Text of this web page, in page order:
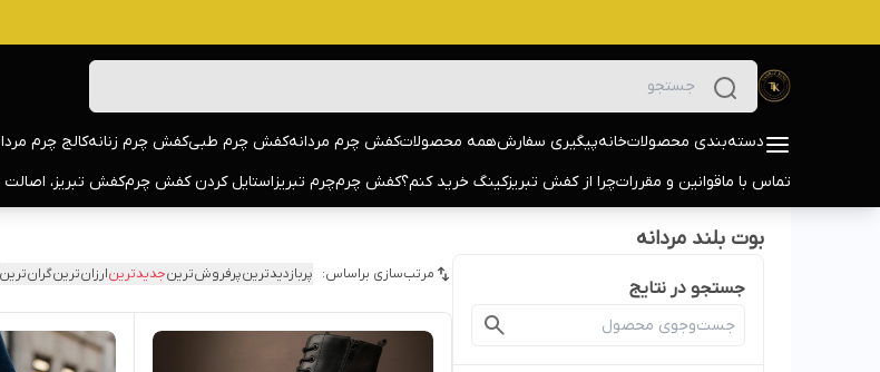
دسته‌بندی محصولاتخانهپیگیری سفارشهمه محصولاتکفش چرم مردانهکفش چرم طبیکفش چرم زنانهکالج چرم
تماس با ماقوانین و مقرراتچرا از کفش تبریزکینگ خرید کنم؟کفش چرمچرم تبریزاستایل کردن کفش چرمکفش تبریز،
بوت بلند مردانه
جستجو در نتایج
مرتب‌سازی براساس: پربازدیدترینپرفروش‌ترینجدیدترینارزان‌ترینگران‌ترین